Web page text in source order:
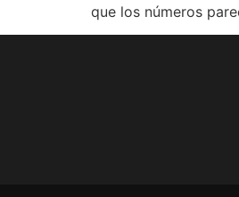
que los números